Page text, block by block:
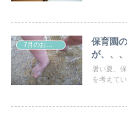
保育園
が、、
暑い夏、
を考えて